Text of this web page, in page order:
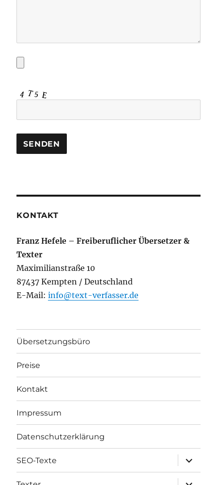
KONTAKT
Franz Hefele – Freiberuflicher Übersetzer &
Texter
Maximilianstraße 10
87437 Kempten / Deutschland
E-Mail:info@text-verfasser.de
Übersetzungsbüro
Preise
Kontakt
Impressum
Datenschutzerklärung
SEO-Texte
öffnen